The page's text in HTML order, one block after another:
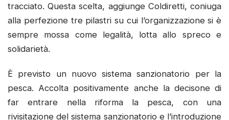
tracciato. Questa scelta, aggiunge Coldiretti, coniuga
alla perfezione tre pilastri su cui l’organizzazione si è
sempre mossa come legalità, lotta allo spreco e
solidarietà.
È previsto un nuovo sistema sanzionatorio per la
pesca. Accolta positivamente anche la decisone di
far entrare nella riforma la pesca, con una
rivisitazione del sistema sanzionatorio e l’introduzione